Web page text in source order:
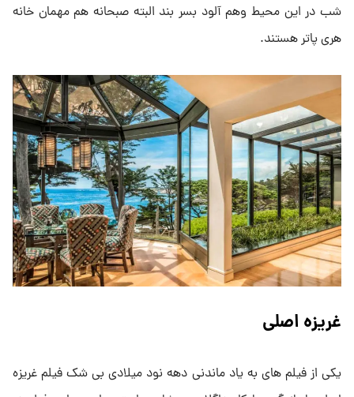
شب در این محیط وهم آلود بسر بند البته صبحانه هم مهمان خانه
هری پاتر هستند.
غریزه اصلی
یکی از فیلم های به یاد ماندنی دهه نود میلادی بی شک فیلم غریزه